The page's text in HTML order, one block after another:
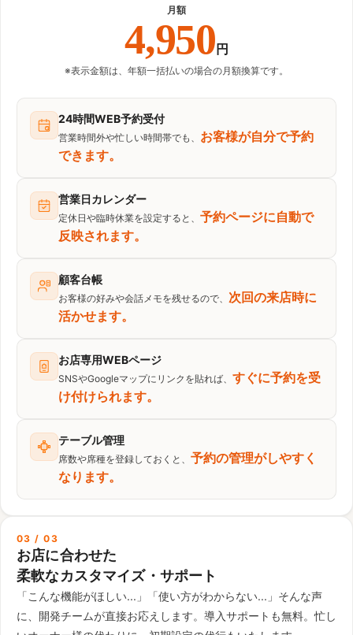
月額
4,950 円
※表示金額は、年額一括払いの場合の月額換算です。
24時間WEB予約受付
営業時間外や忙しい時間帯でも、 お客様が自分で予約
できます。
営業日カレンダー
定休日や臨時休業を設定すると、 予約ページに自動で
反映されます。
顧客台帳
お客様の好みや会話メモを残せるので、 次回の来店時に
活かせます。
お店専用WEBページ
SNSやGoogleマップにリンクを貼れば、 すぐに予約を受
け付けられます。
テーブル管理
席数や席種を登録しておくと、 予約の管理がしやすく
なります。
03 / 03
お店に合わせた
柔軟なカスタマイズ・サポート
「こんな機能がほしい...」「使い方がわからない...」そんな声
に、開発チームが直接お応えします。導入サポートも無料。忙し